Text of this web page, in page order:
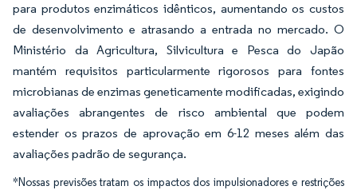
para produtos enzimáticos idênticos, aumentando os custos
de desenvolvimento e atrasando a entrada no mercado. O
Ministério da Agricultura, Silvicultura e Pesca do Japão
mantém requisitos particularmente rigorosos para fontes
microbianas de enzimas geneticamente modificadas, exigindo
avaliações abrangentes de risco ambiental que podem
estender os prazos de aprovação em 6-12 meses além das
avaliações padrão de segurança.
*Nossas previsões tratam os impactos dos impulsionadores e restrições